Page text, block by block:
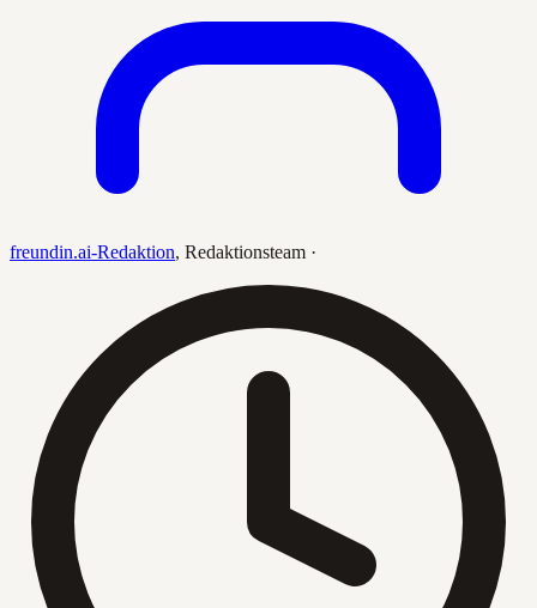
freundin.ai-Redaktion, Redaktionsteam ·